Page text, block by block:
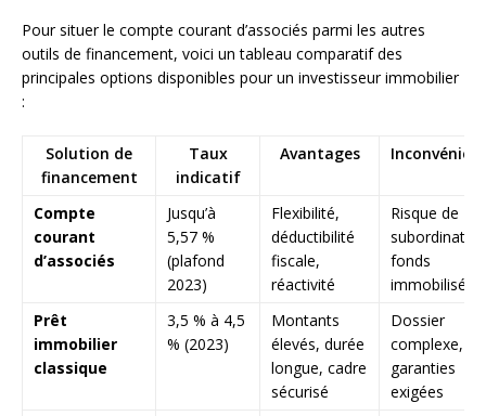
Pour situer le compte courant d’associés parmi les autres
outils de financement, voici un tableau comparatif des
principales options disponibles pour un investisseur immobilier
:
Solution de
financement
Taux
indicatif
Avantages
Compte
courant
d’associés
Jusqu’à
5,57 %
(plafond
2023)
Flexibilité,
déductibilité
fiscale,
réactivité
Risque de
fonds
immobilisés
Prêt
immobilier
classique
3,5 % à 4,5
% (2023)
Montants
élevés, durée
longue, cadre
sécurisé
Dossier
complexe,
garanties
exigées